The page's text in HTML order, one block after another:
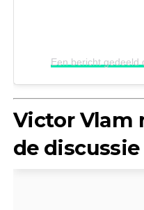
Victor Vlam
de discussie